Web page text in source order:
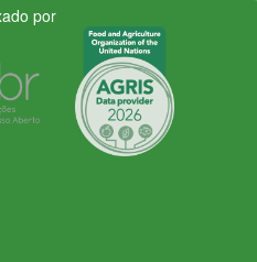
por